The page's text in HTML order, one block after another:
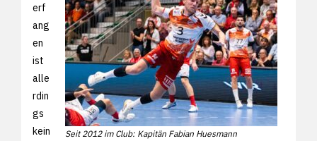
Seit 2012 im Club: Kapitän Fabian Huesmann
erf
ang
en
ist
alle
rdin
gs
kein